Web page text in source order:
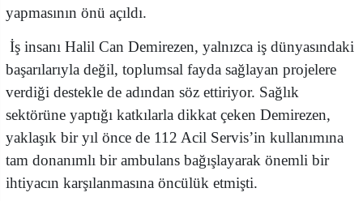
yapmasının önü açıldı.
İş insanı Halil Can Demirezen, yalnızca iş dünyasındaki
başarılarıyla değil, toplumsal fayda sağlayan projelere
verdiği destekle de adından söz ettiriyor. Sağlık
sektörüne yaptığı katkılarla dikkat çeken Demirezen,
yaklaşık bir yıl önce de 112 Acil Servis’in kullanımına
tam donanımlı bir ambulans bağışlayarak önemli bir
ihtiyacın karşılanmasına öncülük etmişti.